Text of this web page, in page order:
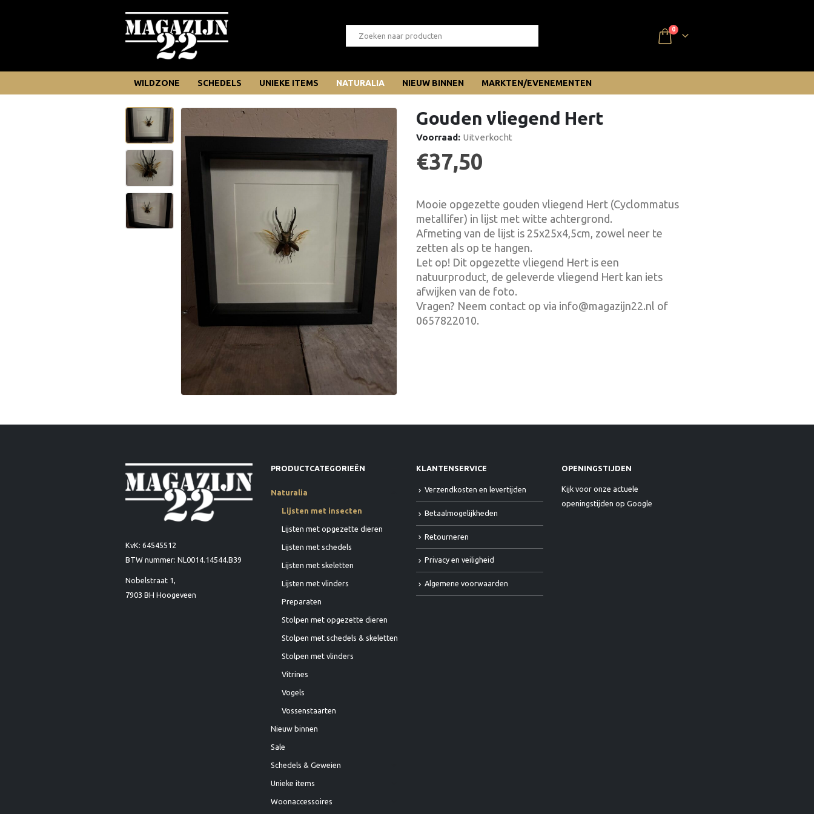
0
WILDZONE SCHEDELS UNIEKE ITEMS NATURALIA NIEUW BINNEN MARKTEN/EVENEMENTEN
Gouden vliegend Hert
Voorraad: Uitverkocht
€37,50
Mooie opgezette gouden vliegend Hert (Cyclommatus
metallifer) in lijst met witte achtergrond.
Afmeting van de lijst is 25x25x4,5cm, zowel neer te
zetten als op te hangen.
Let op! Dit opgezette vliegend Hert is een
natuurproduct, de geleverde vliegend Hert kan iets
afwijken van de foto.
Vragen? Neem contact op via info@magazijn22.nl of
0657822010.
KvK: 64545512
BTW nummer: NL0014.14544.B39
Nobelstraat 1,
7903 BH Hoogeveen
PRODUCTCATEGORIEËN
Naturalia
Lijsten met insecten
Lijsten met opgezette dieren
Lijsten met schedels
Lijsten met skeletten
Lijsten met vlinders
Preparaten
Stolpen met opgezette dieren
Stolpen met schedels & skeletten
Stolpen met vlinders
Vitrines
Vogels
Vossenstaarten
Nieuw binnen
Sale
Schedels & Geweien
Unieke items
Woonaccessoires
KLANTENSERVICE
Verzendkosten en levertijden
Betaalmogelijkheden
Retourneren
Privacy en veiligheid
Algemene voorwaarden
OPENINGSTIJDEN
Kijk voor onze actuele
openingstijden op Google